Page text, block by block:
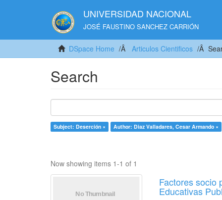
UNIVERSIDAD NACIONAL
JOSÉ FAUSTINO SANCHEZ CARRIÓN
DSpace Home Articulos Cientificos
Search
Subject: Deserción × Author: Diaz Valladares, Cesar Armando ×
Now showing items 1-1 of 1
Factores socio
Educativas